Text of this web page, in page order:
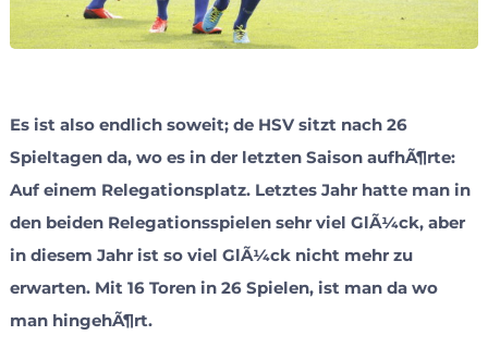
Es ist also endlich soweit; de HSV sitzt nach 26
Spieltagen da, wo es in der letzten Saison aufhÃ¶rte:
Auf einem Relegationsplatz. Letztes Jahr hatte man in
den beiden Relegationsspielen sehr viel GlÃ¼ck, aber
in diesem Jahr ist so viel GlÃ¼ck nicht mehr zu
erwarten. Mit 16 Toren in 26 Spielen, ist man da wo
man hingehÃ¶rt.